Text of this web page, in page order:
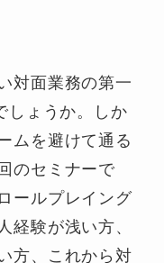
対面業務の第一
しょうか。しか
ムを避けて通る
のセミナーで
ールプレイング
経験が浅い方、
方、これから対